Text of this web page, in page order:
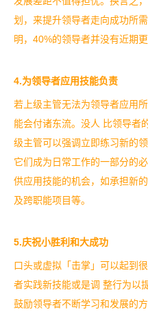
划，来提升领导者走向成功所
明，40%的领导者并没有近期
4.为领导者应用技能负责
若上级主管无法为领导者应用
能会付诸东流。没人 比领导者
级主管可以强调立即练习新的
它们成为日常工作的一部分的
供应用技能的机会，如承担新
及跨职能项目等。
5.庆祝小胜利和大成功
口头或虚拟「击掌」可以起到
者实践新技能或是调 整行为以
鼓励领导者不断学习和发展的方